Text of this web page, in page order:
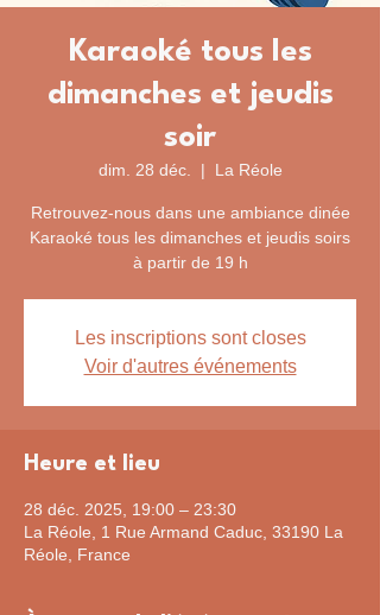
Karaoké tous les
dimanches et jeudis
soir
dim. 28 déc.
  |
La Réole
Retrouvez-nous dans une ambiance dinée
Karaoké tous les dimanches et jeudis soirs
à partir de 19 h
Les inscriptions sont closes
Voir d'autres événements
Heure et lieu
28 déc. 2025, 19:00 – 23:30
La Réole, 1 Rue Armand Caduc, 33190 La
Réole, France